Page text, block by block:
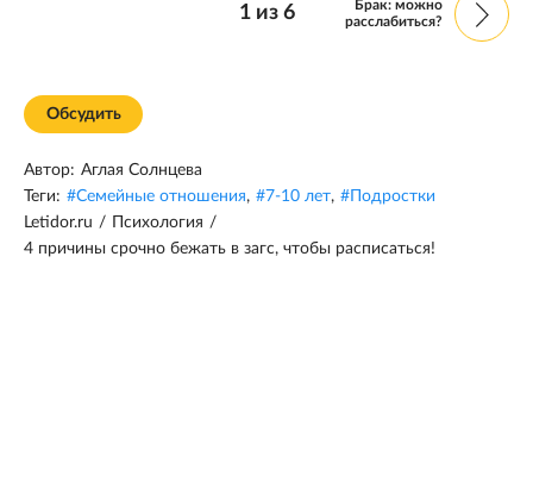
1из 6
Брак: можно
расслабиться?
Обсудить
Автор: Аглая Солнцева
Теги: #Семейные отношения, #7-10 лет, # Подростки
Letidor.ru / Психология /
4 причины срочно бежать в загс, чтобы расписаться!